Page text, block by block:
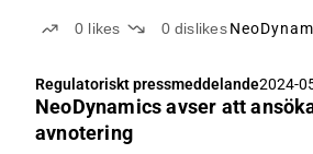
0 likes 0 dislikes
Regulatoriskt pressmeddelande2024-
NeoDynamics avser att
avnotering